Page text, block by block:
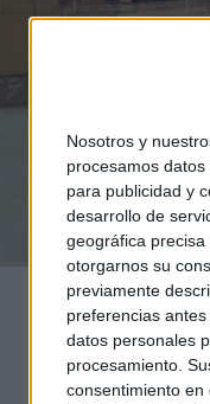
Nosotros y
procesamos
para publicidad y
desarrollo de
geográfica
otorgarnos su
previamente
preferencias
datos personales
procesamiento.
consentimiento en